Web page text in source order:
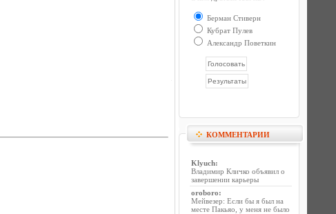
Берман Стиверн
Кубрат Пулев
Александр Поветкин
КОММЕНТАРИИ
Klyuch:
Владимир Кличко объявил о
завершении карьеры
oroboro:
Мейвезер: Если бы я был на
месте Пакьяо, у меня не было